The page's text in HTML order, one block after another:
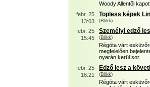
Woody Allentől
febr. 25
13:03
Topless képek
(Blikk)
febr. 25
15:45
Személyi edző
(Blikk)
Régóta várt
megfelelően
nyarán kerül sor.
febr. 25
16:21
Edző lesz a
(Blikk)
Régóta várt